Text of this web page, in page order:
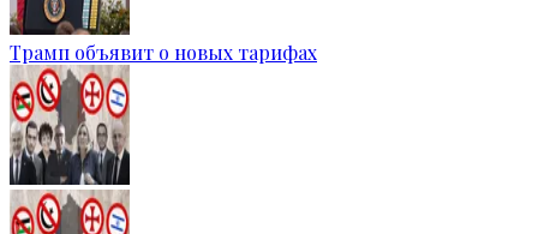
Трамп объявит о новых тарифах